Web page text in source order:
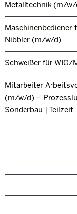
Metalltechnik (m/w/
Maschinenbediener
Nibbler (m/w/d)
Schweißer für WIG/
Mitarbeiter
(m/w/d) –
Sonderbau | Teilzeit